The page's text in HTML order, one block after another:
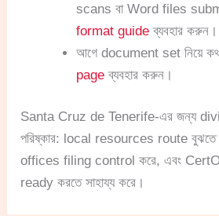
scans বা Word files
format guide ব্যবহার করুন।
আগে document set নিয়ে
page ব্যবহার করুন।
Santa Cruz de Tenerife-এর জন্য
পরিষ্কার: local resources route বুঝতে
offices filing control করে, এবং
ready করতে সাহায্য করে।